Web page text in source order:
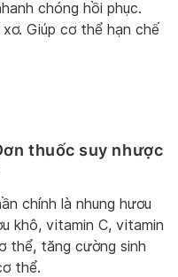
chóng hồi phục.
Giúp cơ thể hạn chế
thuốc suy nhược
chính là nhung hươu
khô, vitamin C, vitamin
thể, tăng cường sinh
thể.